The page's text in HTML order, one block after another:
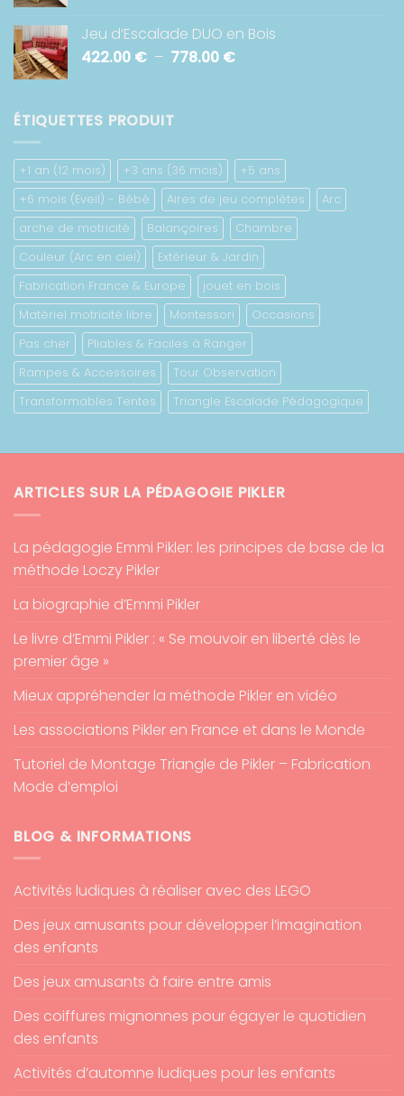
782.00 €
264.00 €
à
Jeu d’Escalade DUO en Bois
422.00 € – 778.00 €Plage
ÉTIQUETTES PRODUIT
+1 an (12 mois) +3 ans (36 mois)
+5 ans
+6 mois (Eveil) - Bébé
Aires de jeu complètes
Arc
arche de motricité
Balançoires
Chambre
Couleur (Arc en ciel)
Extérieur & Jardin
Fabrication France & Europe
jouet en bois
Matériel motricité libre
Montessori
Occasions
Pas cher
Pliables & Faciles à Ranger
Rampes & Accessoires
Tour Observation
Transformables Tentes
Triangle Escalade Pédagogique
ARTICLES SUR LA PÉDAGOGIE PIKLER
La pédagogie Emmi Pikler: les principes de base de la
méthode Loczy Pikler
La biographie d’Emmi Pikler
Le livre d’Emmi Pikler : « Se mouvoir en liberté dès le
premier âge »
Mieux appréhender la méthode Pikler en vidéo
Les associations Pikler en France et dans le Monde
Tutoriel de Montage Triangle de Pikler – Fabrication
Mode d’emploi
BLOG & INFORMATIONS
Activités ludiques à réaliser avec des LEGO
Des jeux amusants pour développer l’imagination
des enfants
Des jeux amusants à faire entre amis
Des coiffures mignonnes pour égayer le quotidien
des enfants
Activités d’automne ludiques pour les enfants